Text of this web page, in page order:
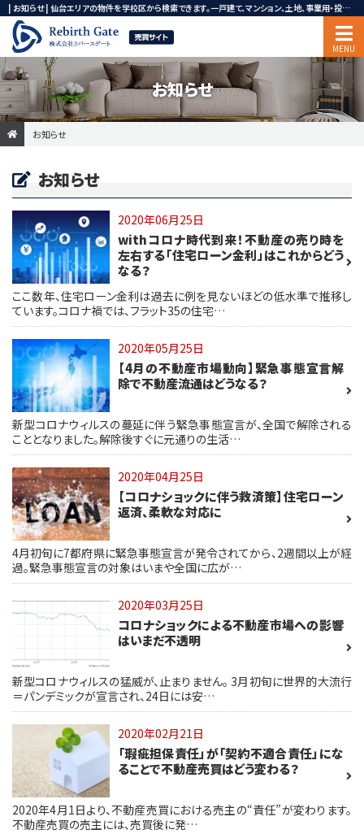
| お知らせ | 仙台エリアの物件を学校区から検索できます。一戸建て、マンション、土地、事業用・投資用不動産ならリバースゲート
お知らせ
お知らせ
お知らせ
2020年06月25日
withコロナ時代到来！不動産の売り時を
左右する「住宅ローン金利」はこれからどう
なる？
ここ数年、住宅ローン金利は過去に例を見ないほどの低水準で推移し
ています。コロナ禍では、フラット35の住宅…
2020年05月25日
【4月の不動産市場動向】緊急事態宣言解
除で不動産流通はどうなる？
新型コロナウィルスの蔓延に伴う緊急事態宣言が、全国で解除される
こととなりました。解除後すぐに元通りの生活…
2020年04月25日
【コロナショックに伴う救済策】住宅ローン
返済、柔軟な対応に
4月初旬に7都府県に緊急事態宣言が発令されてから、2週間以上が経
過。緊急事態宣言の対象はいまや全国に広が…
2020年03月25日
コロナショックによる不動産市場への影響
はいまだ不透明
新型コロナウィルスの猛威が、止まりません。 3月初旬に世界的大流行
＝パンデミックが宣言され、24日には安…
2020年02月21日
「瑕疵担保責任」が「契約不適合責任」にな
ることで不動産売買はどう変わる？
2020年4月1日より、不動産売買における売主の“責任”が変わります。
不動産売買の売主には、売買後に発…